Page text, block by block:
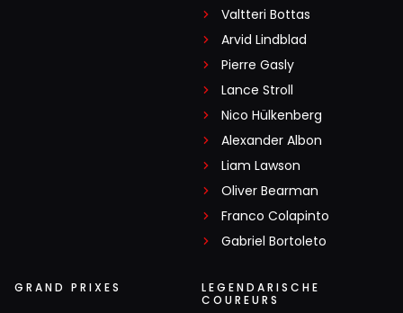
Valtteri Bottas
Arvid Lindblad
Pierre Gasly
Lance Stroll
Nico Hülkenberg
Alexander Albon
Liam Lawson
Oliver Bearman
Franco Colapinto
Gabriel Bortoleto
GRAND PRIXES
LEGENDARISCHE
COUREURS